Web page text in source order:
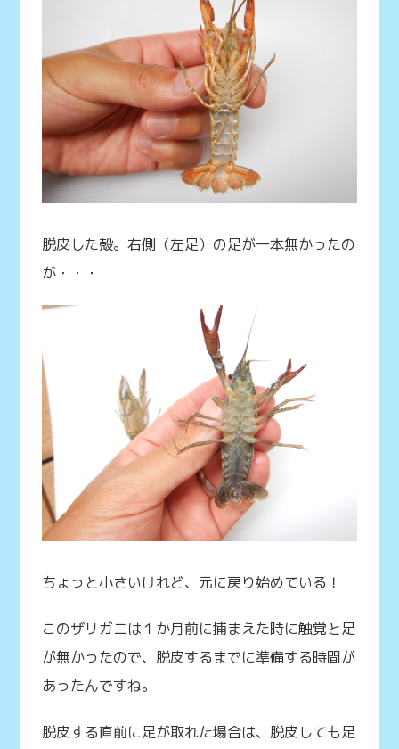
脱皮した殻。右側（左足）の足が一本無かったの
が・・・
ちょっと小さいけれど、元に戻り始めている！
このザリガニは１か月前に捕まえた時に触覚と足
が無かったので、脱皮するまでに準備する時間が
あったんですね。
脱皮する直前に足が取れた場合は、脱皮しても足